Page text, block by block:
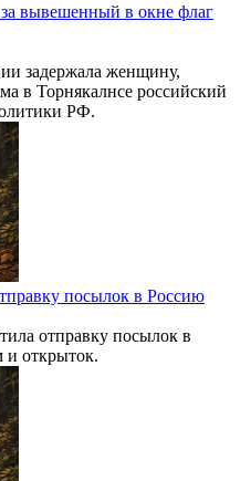
вывешенный в окне флаг
задержала женщину,
в Торнякалнсе российский
РФ.
посылок в Россию
отправку посылок в
и открыток.